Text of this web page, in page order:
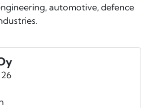
automotive, defence